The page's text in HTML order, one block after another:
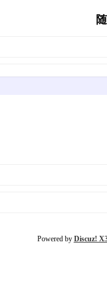
Powered by Discuz!